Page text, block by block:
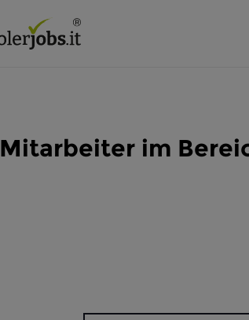
Mitarbeiter im